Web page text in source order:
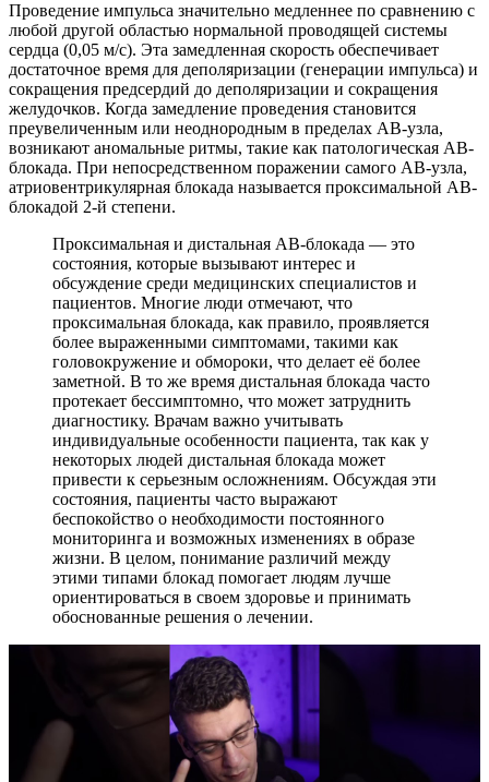
Проведение импульса значительно медленнее по сравнению с
любой другой областью нормальной проводящей системы
сердца (0,05 м/с). Эта замедленная скорость обеспечивает
достаточное время для деполяризации (генерации импульса) и
сокращения предсердий до деполяризации и сокращения
желудочков. Когда замедление проведения становится
преувеличенным или неоднородным в пределах АВ-узла,
возникают аномальные ритмы, такие как патологическая АВ-
блокада. При непосредственном поражении самого АВ-узла,
атриовентрикулярная блокада называется проксимальной АВ-
блокадой 2-й степени.
Проксимальная и дистальная АВ-блокада — это
состояния, которые вызывают интерес и
обсуждение среди медицинских специалистов и
пациентов. Многие люди отмечают, что
проксимальная блокада, как правило, проявляется
более выраженными симптомами, такими как
головокружение и обмороки, что делает её более
заметной. В то же время дистальная блокада часто
протекает бессимптомно, что может затруднить
диагностику. Врачам важно учитывать
индивидуальные особенности пациента, так как у
некоторых людей дистальная блокада может
привести к серьезным осложнениям. Обсуждая эти
состояния, пациенты часто выражают
беспокойство о необходимости постоянного
мониторинга и возможных изменениях в образе
жизни. В целом, понимание различий между
этими типами блокад помогает людям лучше
ориентироваться в своем здоровье и принимать
обоснованные решения о лечении.